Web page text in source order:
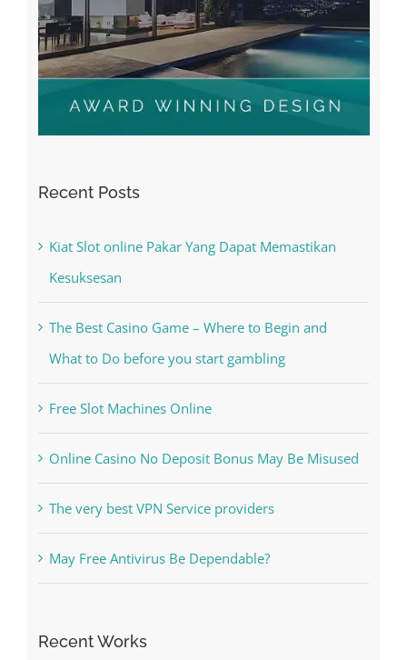
Recent Posts
Kiat Slot online Pakar Yang Dapat Memastikan
Kesuksesan
The Best Casino Game – Where to Begin and
What to Do before you start gambling
Free Slot Machines Online
Online Casino No Deposit Bonus May Be Misused
The very best VPN Service providers
May Free Antivirus Be Dependable?
Recent Works